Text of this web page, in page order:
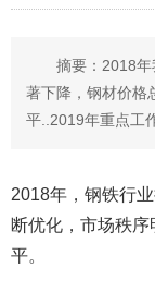
摘要：2018
著下降，钢材价格
平..2019年重点工
2018年，钢铁行
断优化，市场秩
平。